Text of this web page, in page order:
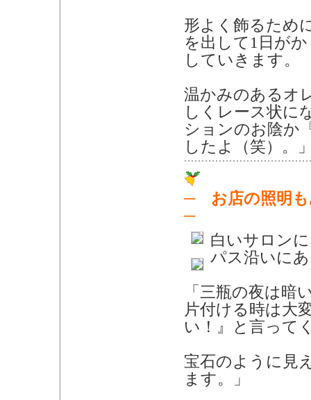
形よく飾るため
を出して1日が
していきます。
温かみのあるオ
しくレース状に
ションのお陰か
したよ（笑）。
─ お店の照明
─
白いサロン
パス沿いに
「三瓶の夜は
片付ける時は大
い！』と言って
宝石のように見
ます。」